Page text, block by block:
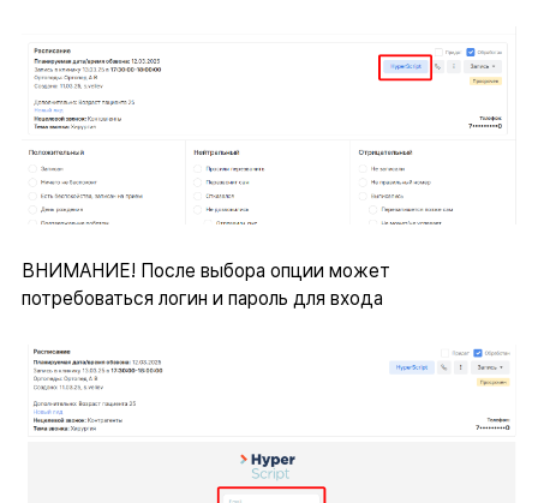
ВНИМАНИЕ! После выбора опции может
потребоваться логин и пароль для входа